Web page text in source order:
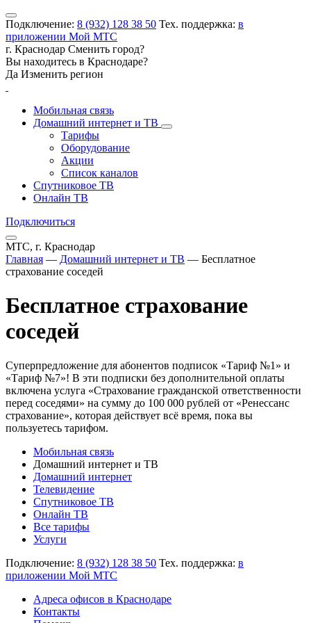
Подключение: 8 (932) 128 38 50 Тех. поддержка: в
приложении Мой МТС
г. Краснодар Сменить город?
Вы находитесь в Краснодаре?
Да Изменить регион
Мобильная связь
Домашний интернет и ТВ
Тарифы
Оборудование
Акции
Список каналов
Спутниковое ТВ
Онлайн ТВ
Подключиться
МТС, г. Краснодар
Главная — Домашний интернет и ТВ — Бесплатное
страхование соседей
Бесплатное страхование
соседей
Суперпредложение для абонентов подписок «Тариф №1» и
«Тариф №7»! В эти подписки без дополнительной оплаты
включена услуга «Страхование гражданской ответственности
перед соседями» на сумму до 100 000 рублей от «Ренессанс
страхование», которая действует всё время, пока вы
пользуетесь тарифом.
Мобильная связь
Домашний интернет и ТВ
Домашний интернет
Телевидение
Спутниковое ТВ
Онлайн ТВ
Все тарифы
Услуги
Подключение: 8 (932) 128 38 50 Тех. поддержка: в
приложении Мой МТС
Адреса офисов в Краснодаре
Контакты